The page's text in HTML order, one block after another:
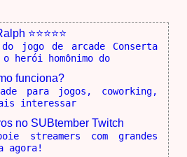
⭐⭐⭐⭐⭐
jogo de arcade Conserta
herói homônimo do
funciona?
para jogos, coworking,
interessar
no SUBtember Twitch
streamers com grandes
agora!